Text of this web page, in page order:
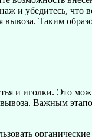
и убедитесь, что
вывоза. Таким
и иголки. Это
Важным